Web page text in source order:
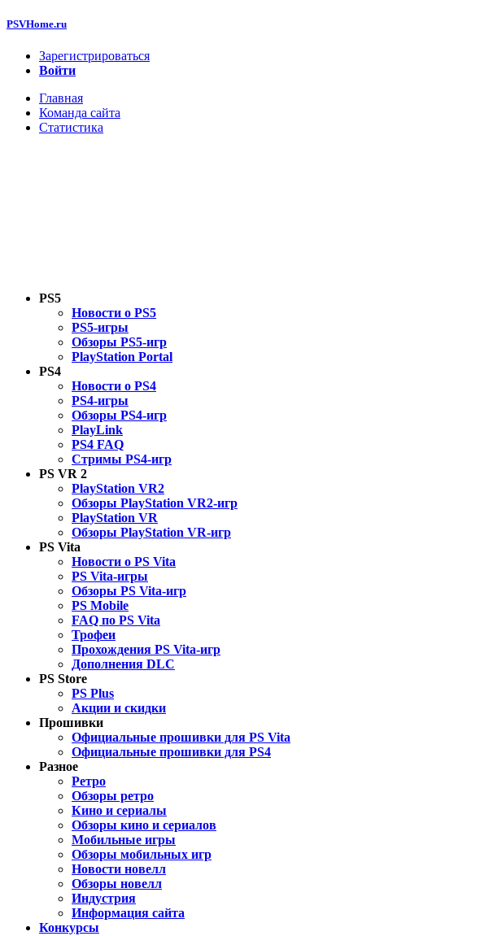
PSVHome.ru
Зарегистрироваться
Войти
Главная
Команда сайта
Статистика
PS5
Новости о PS5
PS5-игры
Обзоры PS5-игр
PlayStation Portal
PS4
Новости о PS4
PS4-игры
Обзоры PS4-игр
PlayLink
PS4 FAQ
Стримы PS4-игр
PS VR 2
PlayStation VR2
Обзоры PlayStation VR2-игр
PlayStation VR
Обзоры PlayStation VR-игр
PS Vita
Новости о PS Vita
PS Vita-игры
Обзоры PS Vita-игр
PS Mobile
FAQ по PS Vita
Трофеи
Прохождения PS Vita-игр
Дополнения DLC
PS Store
PS Plus
Акции и скидки
Прошивки
Официальные прошивки для PS Vita
Официальные прошивки для PS4
Разное
Ретро
Обзоры ретро
Кино и сериалы
Обзоры кино и сериалов
Мобильные игры
Обзоры мобильных игр
Новости новелл
Обзоры новелл
Индустрия
Информация сайта
Конкурсы